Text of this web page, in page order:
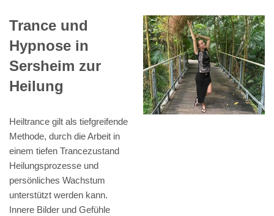
Trance und
Hypnose in
Sersheim zur
Heilung
Heiltrance gilt als tiefgreifende
Methode, durch die Arbeit in
einem tiefen Trancezustand
Heilungsprozesse und
persönliches Wachstum
unterstützt werden kann.
Innere Bilder und Gefühle